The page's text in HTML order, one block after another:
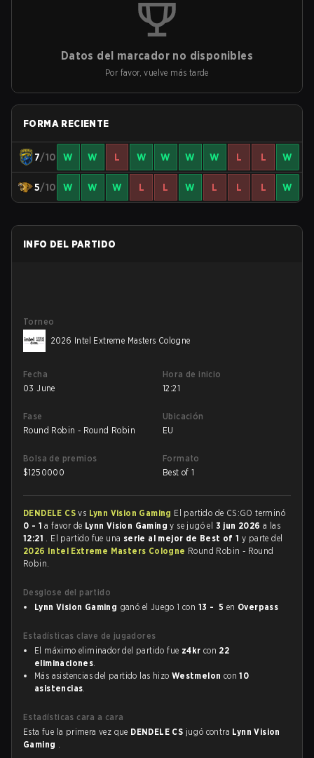
Datos del marcador no disponibles
Por favor, vuelve más tarde
FORMA RECIENTE
7/10 W W L W W W W L L W
5/10 W W W L L W L L L W
INFO DEL PARTIDO
Torneo
2026 Intel Extreme Masters Cologne
Fecha
03 June
Hora de inicio
12:21
Fase
Round Robin - Round Robin
Ubicación
EU
Bolsa de premios
$1250000
Formato
Best of 1
DENDELE CSvs Lynn Vision Gaming El partido de CS:GO terminó
0 - 1 a favor de Lynn Vision Gamingy se jugó el 3 jun 2026a las
12:21 . El partido fue una serie al mejor de Best of 1y parte del
2026 Intel Extreme Masters Cologne Round Robin - Round
Robin.
Desglose del partido
Lynn Vision Gaming ganó el Juego 1 con 13 - 5 en Overpass
Estadísticas clave de jugadores
El máximo eliminador del partido fue z4kr con 22
eliminaciones.
Más asistencias del partido las hizo Westmelon con10
asistencias.
Estadísticas cara a cara
Esta fue la primera vez que DENDELE CS jugó contra Lynn Vision
Gaming .